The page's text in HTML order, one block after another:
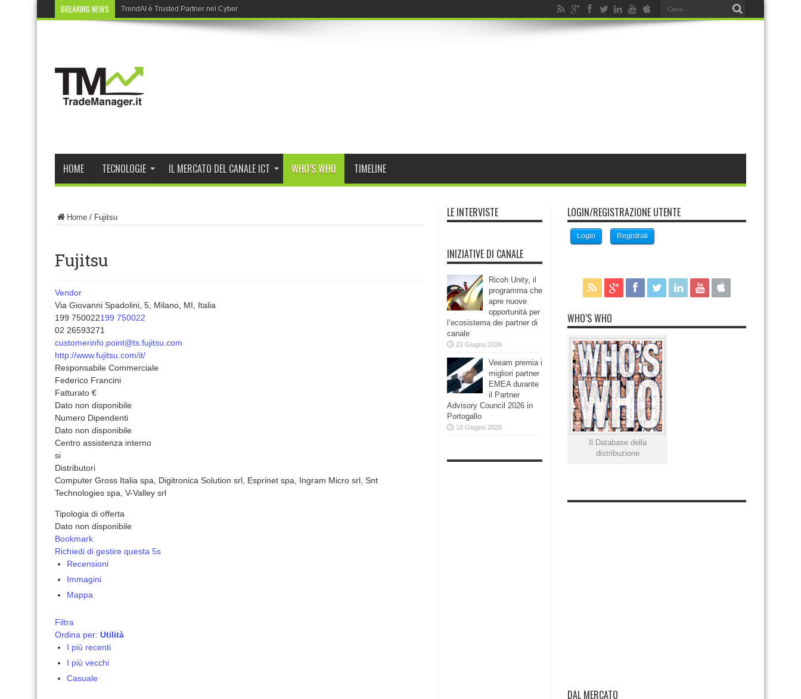
BREAKING NEWS TrendAI è Trusted Partner nel Cyber Partner Program Daybreak
HOME TECNOLOGIE IL MERCATO DEL CANALE ICT WHO’S WHO TIMELINE
Home / Fujitsu
Fujitsu
Vendor
Via Giovanni Spadolini, 5, Milano, MI, Italia
199 750022199 750022
02 26593271
customerinfo.point@ts.fujitsu.com
http://www.fujitsu.com/it/
Responsabile Commerciale
Federico Francini
Fatturato €
Dato non disponibile
Numero Dipendenti
Dato non disponibile
Centro assistenza interno
si
Distributori
Computer Gross Italia spa, Digitronica Solution srl, Esprinet spa, Ingram Micro srl, Snt
Technologies spa, V-Valley srl
Tipologia di offerta
Dato non disponibile
Bookmark
Richiedi di gestire questa 5s
Recensioni
Immagini
Mappa
Filtra
Ordina per: Utilità
I più recenti
I più vecchi
Casuale
LE INTERVISTE
INIZIATIVE DI CANALE
Ricoh Unity, il
programma che
apre nuove
opportunità per
l’ecosistema dei partner di
canale
22 Giugno 2026
Veeam premia i
migliori partner
EMEA durante
il Partner
Advisory Council 2026 in
Portogallo
18 Giugno 2026
LOGIN/REGISTRAZIONE UTENTE
Login Registrati
WHO’S WHO
Il Database della
distribuzione
DAL MERCATO